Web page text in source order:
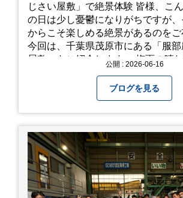
じさい屋敷」で絶景体験 皆様、こ
の日は少し憂鬱になりがちですが
からこそ楽しめる絶景があるのをご
今回は、千葉県茂原市にある「服
屋敷」をご紹介します。 梅雨の晴
め尽くす「あじさい」 服部農園あ
力は、なんといってもそのスケー
平方メートルの広大な敷地に、な
上・約20,000株ものアジサイが植え
す。 山肌を埋め尽くすように咲き誇るブルー、ピ
ンク、紫のアジサイは圧巻の一言
れているので、アジサイの中に囲
覚で散策を楽しめます。 写真好きにはたまらない
公開 : 2026-06-16
ブログを見る